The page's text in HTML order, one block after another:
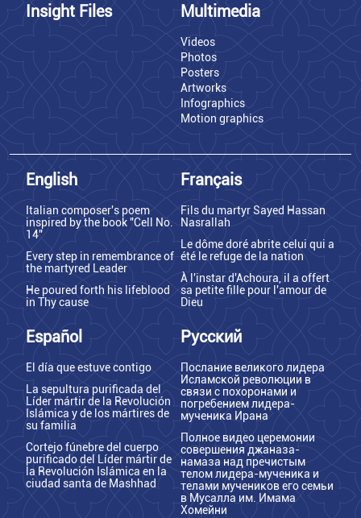
Insight Files Multimedia
Videos
Photos
Posters
Artworks
Infographics
Motion graphics
English
Italian composer's poem
inspired by the book "Cell No.
14"
Every step in remembrance of
the martyred Leader
He poured forth his lifeblood
in Thy cause
Français
Fils du martyr Sayed Hassan
Nasrallah
Le dôme doré abrite celui qui a
été le refuge de la nation
À l'instar d'Achoura, il a offert
sa petite fille pour l'amour de
Dieu
Español
El día que estuve contigo
La sepultura purificada del
Líder mártir de la Revolución
Islámica y de los mártires de
su familia
Cortejo fúnebre del cuerpo
purificado del Líder mártir de
la Revolución Islámica en la
ciudad santa de Mashhad
Русский
Послание великого лидера
Исламской революции в
связи с похоронами и
погребением лидера-
мученика Ирана
Полное видео церемонии
совершения джаназа-
намаза над пречистым
телом лидера-мученика и
телами мучеников его семьи
в Мусалла им. Имама
Хомейни